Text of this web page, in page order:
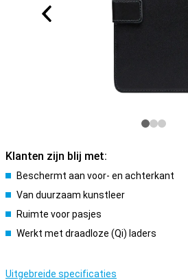
Klanten zijn blij met:
Beschermt aan voor- en achterkant
Van duurzaam kunstleer
Ruimte voor pasjes
Werkt met draadloze (Qi) laders
Uitgebreide specificaties